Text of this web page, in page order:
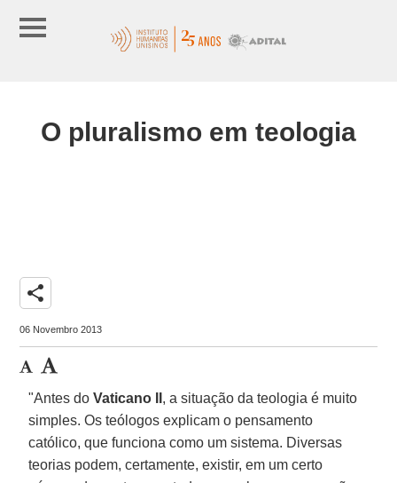
O pluralismo em teologia
share
06 Novembro 2013
"Antes doVaticano II , a situação da teologia é muito
simples. Os teólogos explicam o pensamento
católico, que funciona como um sistema. Diversas
teorias podem, certamente, existir, em um certo